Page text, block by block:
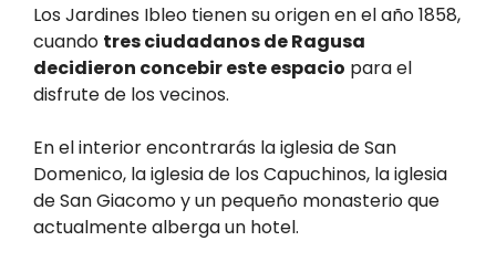
Los Jardines Ibleo tienen su origen en el año 1858,
cuando tres ciudadanos de Ragusa
decidieron concebir este espacio para el
disfrute de los vecinos.
En el interior encontrarás la iglesia de San
Domenico, la iglesia de los Capuchinos, la iglesia
de San Giacomo y un pequeño monasterio que
actualmente alberga un hotel.